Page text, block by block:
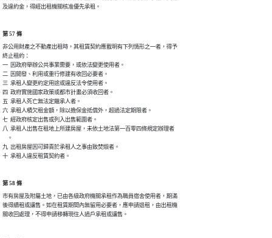
及違約金，得經出租機關核准優先承租。
第 57 條
非公用財產之不動產出租時，其租賃契約應載明有下列情形之一者，得予
終止租約：
一  因政府舉辦公共事業需要，或依法變更使用者。
二  因開發、利用或重行修建有收回必要者。
三  承租人變更約定用途或違反法令使用者。
四  政府實施國家政策或都市計畫必須收回者。
五  承租人死亡無法定繼承人者。
六  承租人積欠租金額，除以擔保金抵償外，超過法定期限者。
七  經政府核定出售或列入出售範圍者。
八  承租人出售在租地上所建房屋，未依土地法第一百零四條規定辦理者
    。
九  出租房屋因可歸責於承租人之事由致焚燬者。
十  承租人違反租賃契約者。
第 58 條
市有房屋及附屬土地，已由各級政府機關承租作為職員宿舍使用者，期滿
後得續租或讓售。如在租賃期間內無留用必要者，應申請退租，由出租機
關收回處理，不得申請移轉現住人過戶承租或讓售。